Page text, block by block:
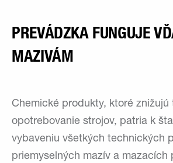
PREVÁDZKA FUNGUJE
MAZIVÁM
Chemické produkty, ktoré znižujú
opotrebovanie strojov, patria k
vybaveniu všetkých technických
priemyselných mazív a mazacích